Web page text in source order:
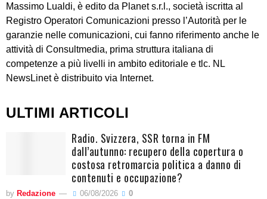
Massimo Lualdi, è edito da Planet s.r.l., società iscritta al
Registro Operatori Comunicazioni presso l’Autorità per le
garanzie nelle comunicazioni, cui fanno riferimento anche le
attività di Consultmedia, prima struttura italiana di
competenze a più livelli in ambito editoriale e tlc. NL
NewsLinet è distribuito via Internet.
ULTIMI ARTICOLI
Radio. Svizzera, SSR torna in FM
dall’autunno: recupero della copertura o
costosa retromarcia politica a danno di
contenuti e occupazione?
by Redazione 06/08/2026 0